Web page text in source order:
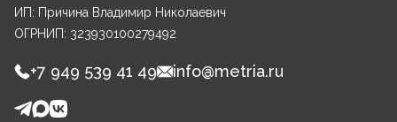
ИП: Причина Владимир Николаевич
ОГРНИП: 323930100279492
+7 949 539 41 49 info@metria.ru